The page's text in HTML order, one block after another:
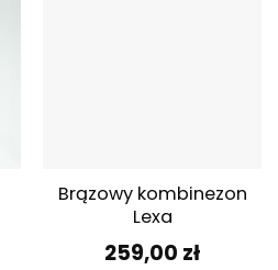
Brązowy kombinezon
Lexa
259,00 zł